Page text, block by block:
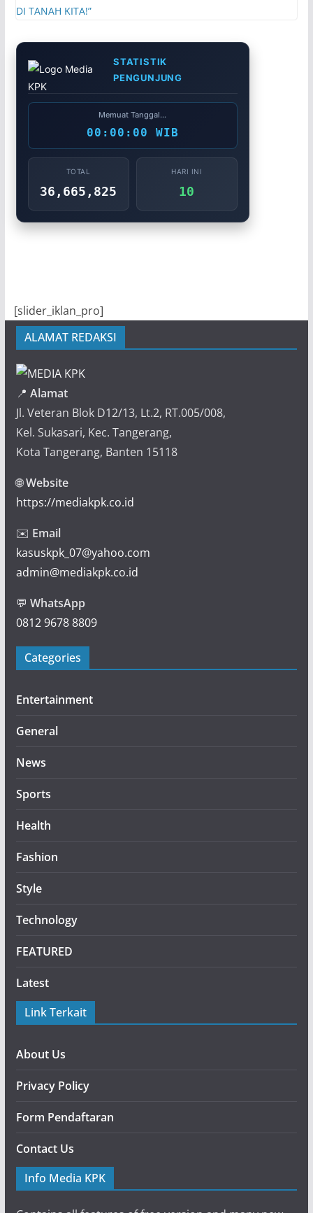
STATISTIK
PENGUNJUNG
Memuat Tanggal...
00:00:00 WIB
TOTAL
36,665,825
HARI INI
10
[slider_iklan_pro]
ALAMAT REDAKSI
📍 Alamat
Jl. Veteran Blok D12/13, Lt.2, RT.005/008,
Kel. Sukasari, Kec. Tangerang,
Kota Tangerang, Banten 15118
🌐Website
https://mediakpk.co.id
✉️ Email
kasuskpk_07@yahoo.com
admin@mediakpk.co.id
💬 WhatsApp
0812 9678 8809
Categories
Entertainment
General
News
Sports
Health
Fashion
Style
Technology
FEATURED
Latest
Link Terkait
About Us
Privacy Policy
Form Pendaftaran
Contact Us
Info Media KPK